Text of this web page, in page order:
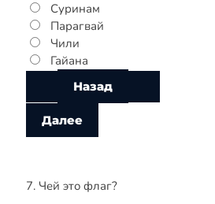
Суринам
Парагвай
Чили
Гайана
7. Чей это флаг?